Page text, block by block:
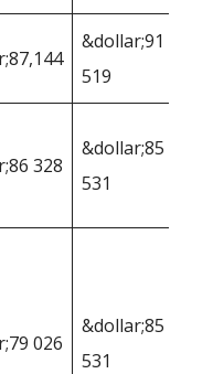
&dollar;91
519
328
&dollar;85
531
026
&dollar;85
531